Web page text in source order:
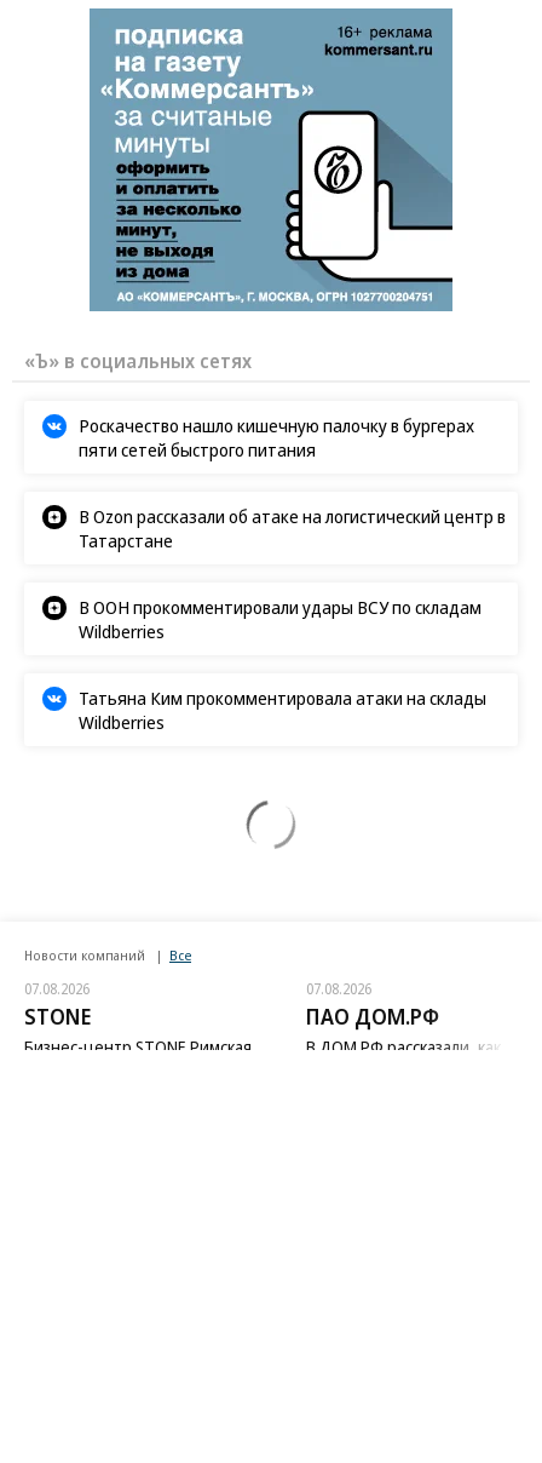
«Ъ» в социальных сетях
Роскачество нашло кишечную палочку в бургерах
пяти сетей быстрого питания
В Ozon рассказали об атаке на логистический центр в
Татарстане
В ООН прокомментировали удары ВСУ по складам
Wildberries
Татьяна Ким прокомментировала атаки на склады
Wildberries
Новости компаний Все
07.08.2026
STONE
Бизнес-центр STONE Римская
07.08.2026
ПАО ДОМ.РФ
В ДОМ.РФ рассказали, как